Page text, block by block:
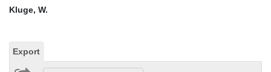
Kluge, W.
Export